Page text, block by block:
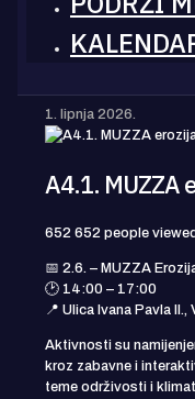
1. lipnja 2026.
A4.1. MUZZA
652 652 people
📅 2.6. – MUZZA
🕑 14:00 – 17:00
📍 Ulica Ivana Pavla II.,
Aktivnosti su
kroz zabavne i
teme održivosti i